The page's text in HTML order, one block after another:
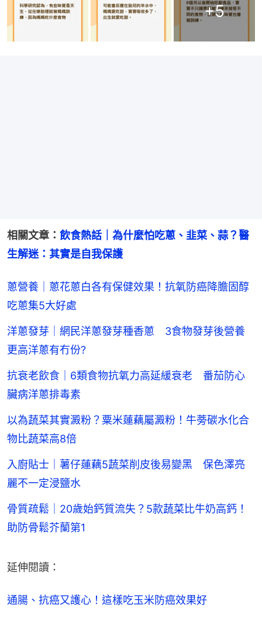
+5
相關文章： 飲食熱話｜為什麼怕吃蔥、韭菜、蒜？醫
生解迷：其實是自我保護
蔥營養｜蔥花蔥白各有保健效果！抗氧防癌降膽固醇
吃蔥集5大好處
洋蔥發芽｜網民洋蔥發芽種香蔥 3食物發芽後營養
更高洋蔥有冇份?
抗衰老飲食｜6類食物抗氧力高延緩衰老 番茄防心
臟病洋蔥排毒素
以為蔬菜其實澱粉？粟米蓮藕屬澱粉！牛蒡碳水化合
物比蔬菜高8倍
入廚貼士｜薯仔蓮藕5蔬菜削皮後易變黑 保色澤亮
麗不一定浸鹽水
骨質疏鬆｜20歲始鈣質流失？5款蔬菜比牛奶高鈣！
助防骨鬆芥蘭第1
延伸閱讀：
通腸、抗癌又護心！這樣吃玉米防癌效果好